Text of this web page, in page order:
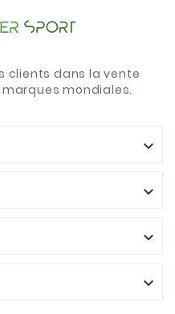
clients dans la vente
mondiales.



